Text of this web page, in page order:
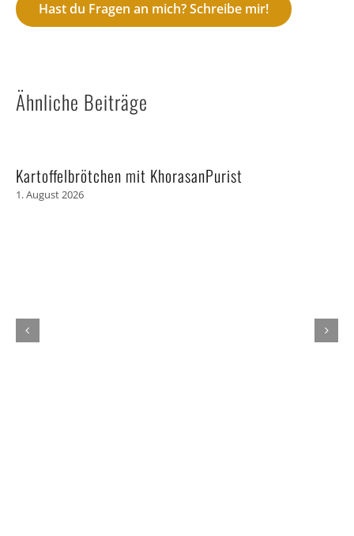
Hast du Fragen an mich? Schreibe mir!
Ähnliche Beiträge
Kartoffelbrötchen mit KhorasanPurist
1. August 2026